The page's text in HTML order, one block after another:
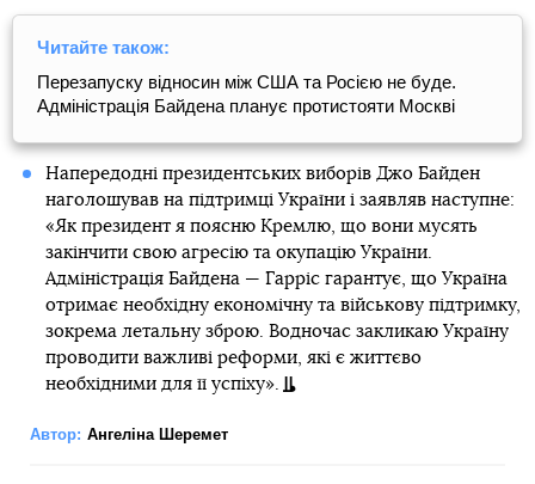
Читайте також:
Перезапуску відносин між США та Росією не буде.
Адміністрація Байдена планує протистояти Москві
Напередодні президентських виборів Джо Байден
наголошував на підтримці України і заявляв наступне:
«Як президент я поясню Кремлю, що вони мусять
закінчити свою агресію та окупацію України.
Адміністрація Байдена — Гарріс гарантує, що Україна
отримає необхідну економічну та військову підтримку,
зокрема летальну зброю. Водночас закликаю Україну
проводити важливі реформи, які є життєво
необхідними для її успіху».
Автор: Ангеліна Шеремет